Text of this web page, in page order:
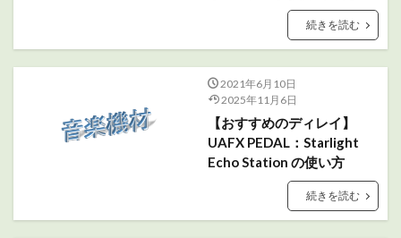
続きを読む
2021年6月10日
2025年11月6日
【おすすめのディレイ】
UAFX PEDAL：Starlight
Echo Station の使い方
続きを読む